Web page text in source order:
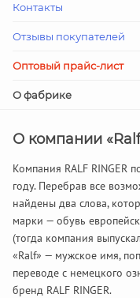
Контакты
Отзывы покупателей
Оптовый прайс-лист
О фабрике
О компании
Компания RALF RINGER
году. Перебрав все
найдены два слова,
марки — обувь
(тогда компания
«Ralf» — мужское имя,
переводе с немецкого
бренд RALF RINGER.